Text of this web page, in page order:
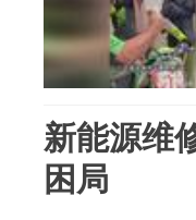
新能源维
困局